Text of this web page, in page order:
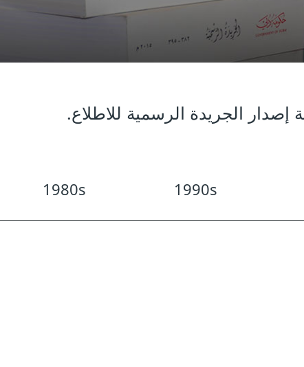
الجريدة الرسمية للاطلاع.
1980s 1990s